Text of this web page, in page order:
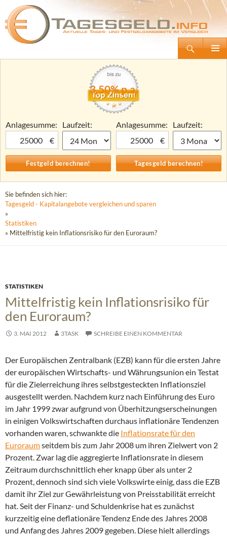
Tagesgeld.info – Tagesgeldkonten vergleichen und Tagesgeld-Zinsen berechnen
Zum
3,50% p.a.
Anlagesumme:
€
Laufzeit:
Anlagesumme:
€
Laufzeit:
Sie befinden sich hier:
Tagesgeld - Kapitalangebote vergleichen und sparen
»
Statistiken
» Mittelfristig kein Inflationsrisiko für den Euroraum?
STATISTIKEN
Mittelfristig kein Inflationsrisiko für
den Euroraum?
3. MAI 2012 3TASK SCHREIBE EINEN KOMMENTAR
Der Europäischen Zentralbank (EZB) kann für die ersten Jahre
der europäischen Wirtschafts- und Währungsunion ein Testat
für die Zielerreichung ihres selbstgesteckten Inflationsziel
ausgestellt werden. Nachdem kurz nach Einführung des Euro
im Jahr 1999 zwar aufgrund von Überhitzungserscheinungen
in einigen Volkswirtschaften durchaus inflationäre Tendenzen
vorhanden waren, schwankte die Inflationsrate für den
Euroraumseitdem bis zum Jahr 2008 um ihren Zielwert von 2
Prozent. Zwar lag die aggregierte Inflationsrate in diesem
Zeitraum durchschnittlich eher knapp über als unter 2
Prozent, dennoch sind sich viele Volkswirte einig, dass die EZB
damit ihr Ziel zur Gewährleistung von Preisstabilität erreicht
hat. Seit der Finanz- und Schuldenkrise hat es zunächst
kurzzeitig eine deflationäre Tendenz Ende des Jahres 2008
und Anfang des Jahres 2009 gegeben. Diese hielt allerdings